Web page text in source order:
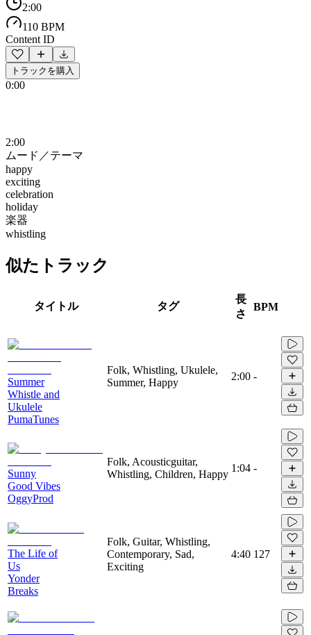
2:00
110 BPM
Content ID
トラックを購入
0:00
2:00
ムード／テーマ
happy
exciting
celebration
holiday
楽器
whistling
似たトラック
タイトル タグ
長
さ
BPM
Summer
Whistle and
Ukulele
PumaTunes
Folk, Whistling, Ukulele,
Summer, Happy
2:00 -
Sunny
Good Vibes
OggyProd
Folk, Acousticguitar,
Whistling, Children, Happy
1:04 -
The Life of
Us
Yonder
Breaks
Folk, Guitar, Whistling,
Contemporary, Sad,
Exciting
4:40 127